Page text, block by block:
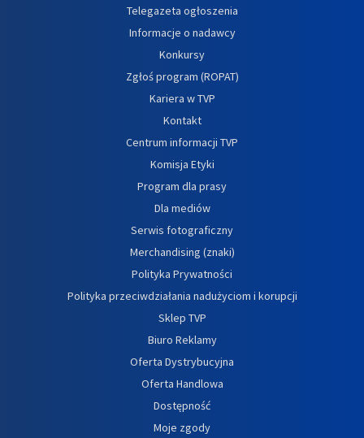
Telegazeta ogłoszenia
Informacje o nadawcy
Konkursy
Zgłoś program (ROPAT)
Kariera w TVP
Kontakt
Centrum informacji TVP
Komisja Etyki
Program dla prasy
Dla mediów
Serwis fotograficzny
Merchandising (znaki)
Polityka Prywatności
Polityka przeciwdziałania nadużyciom i korupcji
Sklep TVP
Biuro Reklamy
Oferta Dystrybucyjna
Oferta Handlowa
Dostępność
Moje zgody